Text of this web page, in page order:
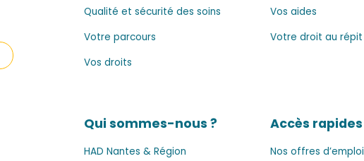
Qualité et sécurité des soins
Votre parcours
Vos droits
Vos aides
Votre droit au répit
Qui sommes-nous ?
HAD Nantes & Région
Accès rapides
Nos offres d’emploi